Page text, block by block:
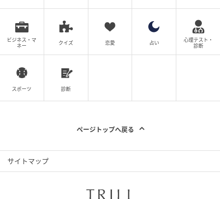
の記事をもっとみる
ビジネス・マ
ネー
クイズ 恋愛 占い
心理テスト・
診断
スポーツ 診断
ページトップへ戻る
サイトマップ